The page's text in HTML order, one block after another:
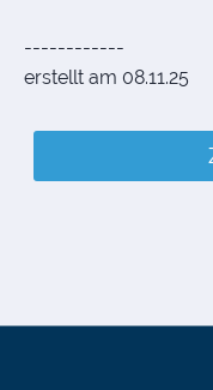
------------
erstellt am 08.11.25